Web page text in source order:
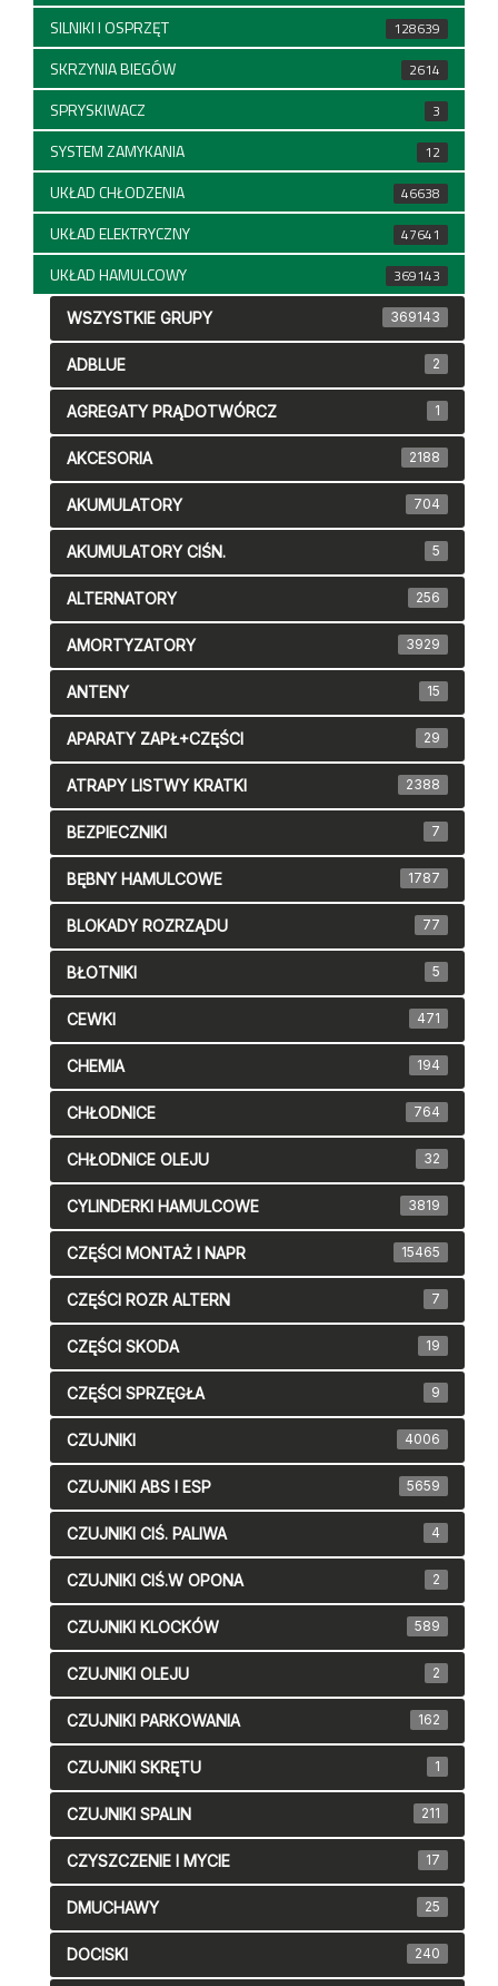
SILNIKI I OSPRZĘT 128639
SKRZYNIA BIEGÓW 2614
SPRYSKIWACZ 3
SYSTEM ZAMYKANIA 12
UKŁAD CHŁODZENIA 46638
UKŁAD ELEKTRYCZNY 47641
UKŁAD HAMULCOWY 369143
WSZYSTKIE GRUPY 369143
ADBLUE 2
AGREGATY PRĄDOTWÓRCZ 1
AKCESORIA 2188
AKUMULATORY 704
AKUMULATORY CIŚN. 5
ALTERNATORY 256
AMORTYZATORY 3929
ANTENY 15
APARATY ZAPŁ+CZĘŚCI 29
ATRAPY LISTWY KRATKI 2388
BEZPIECZNIKI 7
BĘBNY HAMULCOWE 1787
BLOKADY ROZRZĄDU 77
BŁOTNIKI 5
CEWKI 471
CHEMIA 194
CHŁODNICE 764
CHŁODNICE OLEJU 32
CYLINDERKI HAMULCOWE 3819
CZĘŚCI MONTAŻ I NAPR 15465
CZĘŚCI ROZR ALTERN 7
CZĘŚCI SKODA 19
CZĘŚCI SPRZĘGŁA 9
CZUJNIKI 4006
CZUJNIKI ABS I ESP 5659
CZUJNIKI CIŚ. PALIWA 4
CZUJNIKI CIŚ.W OPONA 2
CZUJNIKI KLOCKÓW 589
CZUJNIKI OLEJU 2
CZUJNIKI PARKOWANIA 162
CZUJNIKI SKRĘTU 1
CZUJNIKI SPALIN 211
CZYSZCZENIE I MYCIE 17
DMUCHAWY 25
DOCISKI 240